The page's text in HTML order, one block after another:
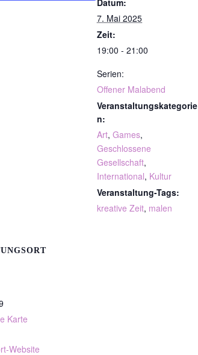
Datum:
7. Mai 2025
Zeit:
19:00 - 21:00
Serien:
Offener Malabend
Veranstaltungskategorie
n:
Art, Games,
Geschlossene
Gesellschaft,
International, Kultur
Veranstaltung-Tags:
kreative Zeit, malen
Karte
Website